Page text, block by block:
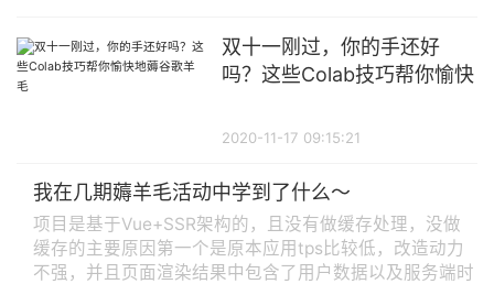
双十一刚过，你的手还好
吗？这些Colab技巧帮你愉快
2020-11-17 09:15:21
我在几期薅羊毛活动中学到了什么～
项目是基于Vue+SSR架构的，且没有做缓存处理，没做
缓存的主要原因第一个是原本应用tps比较低，改造动力
不强，并且页面渲染结果中包含了用户数据以及服务端时